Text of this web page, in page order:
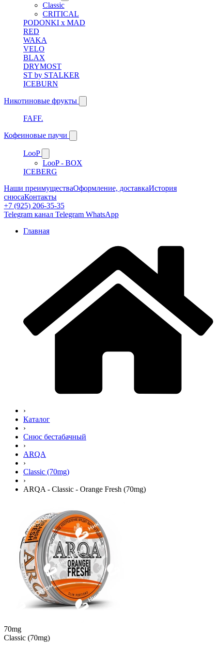
Classic
CRITICAL
PODONKI x MAD
RED
WAKA
VELO
BLAX
DRYMOST
ST by STALKER
ICEBURN
Никотиновые фрукты
FAFF.
Кофеиновые паучи
LooP
LooP - BOX
ICEBERG
Наши преимуществаОформление, доставкаИстория
снюсаКонтакты
+7 (925) 206-35-35
Telegram канал Telegram WhatsApp
Главная
›
Каталог
›
Снюс бестабачный
›
ARQA
›
Classic (70mg)
›
ARQA - Classic - Orange Fresh (70mg)
70mg
Classic (70mg)